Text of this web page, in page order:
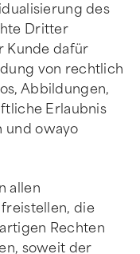
des
Dritter
Kunde dafür
von rechtlich
Abbildungen,
Erlaubnis
und owayo
allen
die
Rechten
soweit der